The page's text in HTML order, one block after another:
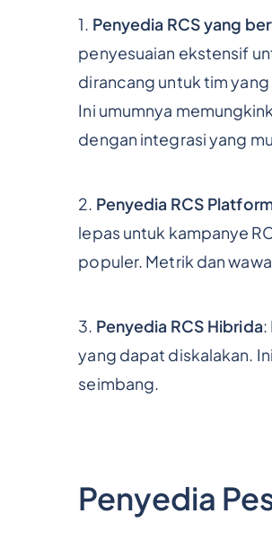
1. Penyedia RCS yang
penyesuaian ekstensif
dirancang untuk tim
Ini umumnya
dengan integrasi yang
2. Penyedia RCS
lepas untuk kampanye
populer. Metrik dan
3. Penyedia RCS Hibrida:
yang dapat diskalakan.
seimbang.
Penyedia